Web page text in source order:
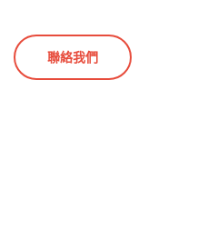
聯絡我們